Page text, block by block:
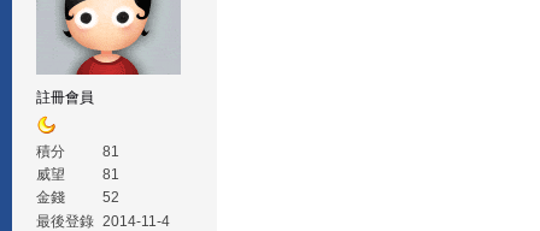
註冊會員
積分
81
威望
81
金錢
52
最後登錄 2014-11-4